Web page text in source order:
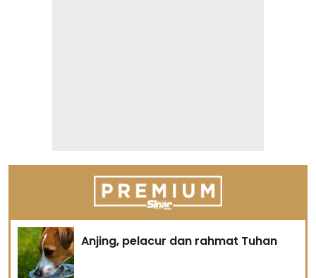
Anjing, pelacur dan rahmat Tuhan